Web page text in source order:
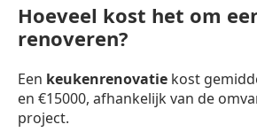
Hoeveel kost het om
renoveren?
Een keukenrenovatie kost
en €15000, afhankelijk van de
project.